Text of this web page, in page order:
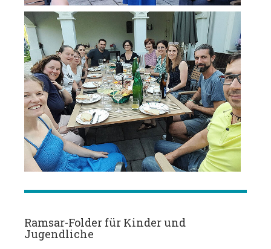
Ramsar-Folder für Kinder und
Jugendliche